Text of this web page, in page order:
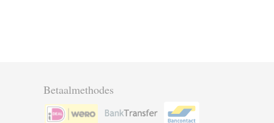
Betaalmethodes